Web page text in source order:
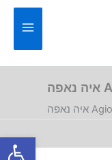
פתח